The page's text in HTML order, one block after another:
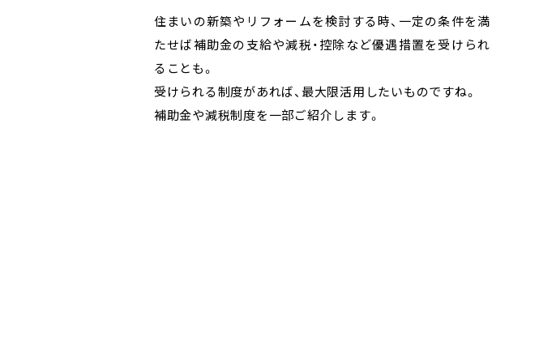
住まいの新築やリフォームを検討する時、一定の条件を満
たせば補助金の支給や減税・控除など優遇措置を受けられ
ることも。
受けられる制度があれば、最大限活用したいものですね。
補助金や減税制度を一部ご紹介します。